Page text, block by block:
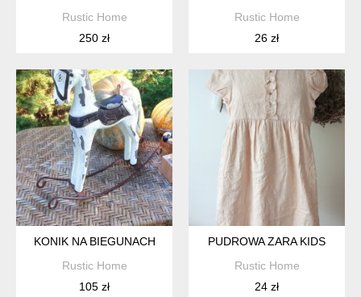
Rustic Home
250 zł
Rustic Home
26 zł
KONIK NA BIEGUNACH
Rustic Home
105 zł
PUDROWA ZARA KIDS
Rustic Home
24 zł